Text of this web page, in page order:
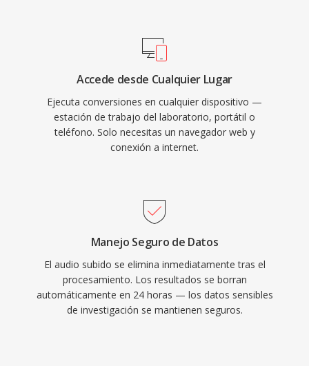
Accede desde Cualquier Lugar
Ejecuta conversiones en cualquier dispositivo —
estación de trabajo del laboratorio, portátil o
teléfono. Solo necesitas un navegador web y
conexión a internet.
Manejo Seguro de Datos
El audio subido se elimina inmediatamente tras el
procesamiento. Los resultados se borran
automáticamente en 24 horas — los datos sensibles
de investigación se mantienen seguros.